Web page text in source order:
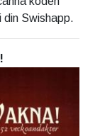
din Swishapp.